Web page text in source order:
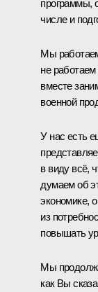
программы,
числе и
Мы
не
вместе
военной
У нас есть
в виду всё,
думаем об
экономике,
из
повышать
Мы
как Вы